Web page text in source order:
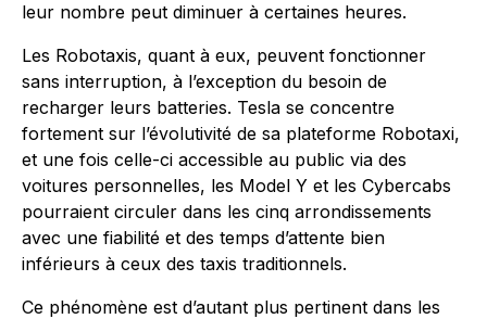
leur nombre peut diminuer à certaines heures.
Les Robotaxis, quant à eux, peuvent fonctionner
sans interruption, à l’exception du besoin de
recharger leurs batteries. Tesla se concentre
fortement sur l’évolutivité de sa plateforme Robotaxi,
et une fois celle-ci accessible au public via des
voitures personnelles, les Model Y et les Cybercabs
pourraient circuler dans les cinq arrondissements
avec une fiabilité et des temps d’attente bien
inférieurs à ceux des taxis traditionnels.
Ce phénomène est d’autant plus pertinent dans les